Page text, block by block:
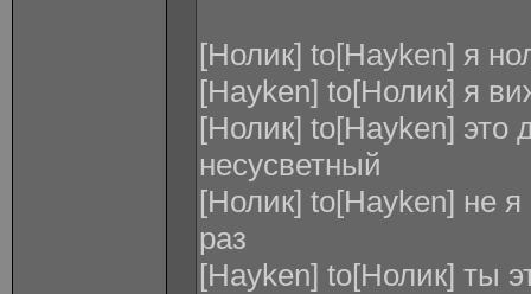
[Нолик] to[Hayken] я
[Hayken] to[Нолик] я
[Нолик] to[Hayken] это
несусветный
[Нолик] to[Hayken] не
раз
[Hayken] to[Нолик] ты